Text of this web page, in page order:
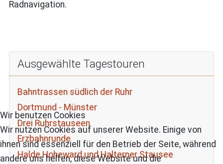
Radnavigation.
Ausgewählte Tagestouren
Bahntrassen südlich der Ruhr
Dortmund - Münster
Drei Ruhrstauseen
Erzbahnrunde
Halde Hoheward und Halterner Stausee
Wir benutzen Cookies
Wir nutzen Cookies auf unserer Website. Einige von
ihnen sind essenziell für den Betrieb der Seite, während
andere uns helfen, diese Website und die